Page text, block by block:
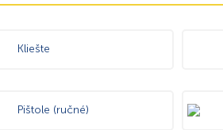
Kliešte
Pištole (ručné)